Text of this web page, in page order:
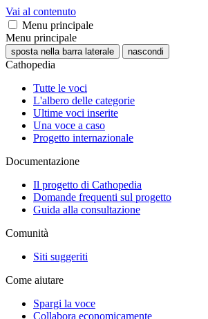
Vai al contenuto
Menu principale
Menu principale
sposta nella barra laterale nascondi
Cathopedia
Tutte le voci
L'albero delle categorie
Ultime voci inserite
Una voce a caso
Progetto internazionale
Documentazione
Il progetto di Cathopedia
Domande frequenti sul progetto
Guida alla consultazione
Comunità
Siti suggeriti
Come aiutare
Spargi la voce
Collabora economicamente